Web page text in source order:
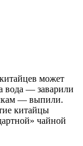
может
вода — заварили
— выпили.
китайцы
чайной